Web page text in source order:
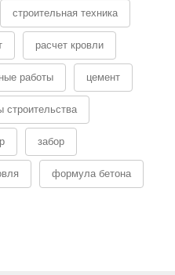
строительная техника
расчет кровли
работы цемент
строительства
забор
формула бетона